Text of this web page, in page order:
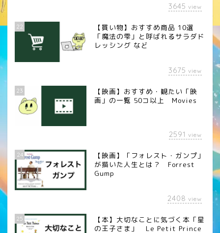
3645 view
22
【買い物】おすすめ商品 10選
「魔法の雫」と呼ばれるサラダド
レッシング など
3675 view
23
【映画】おすすめ・観たい「映
画」の一覧 50コ以上 Movies
2591 view
24
【映画】「フォレスト・ガンプ」
が描いた人生とは？ Forrest
Gump
2408 view
25
【本】大切なことに気づく本「星
の王子さま」 Le Petit Prince